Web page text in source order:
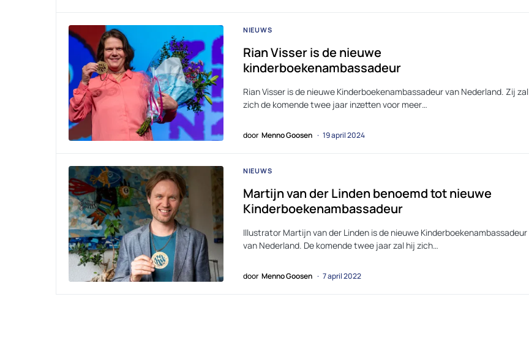
NIEUWS
Rian Visser is de nieuwe
kinderboekenambassadeur
Rian Visser is de nieuwe Kinderboekenambassadeur van Nederland. Zij zal
zich de komende twee jaar inzetten voor meer…
door Menno Goosen 19 april 2024
NIEUWS
Martijn van der Linden benoemd tot nieuwe
Kinderboekenambassadeur
Illustrator Martijn van der Linden is de nieuwe Kinderboekenambassadeur
van Nederland. De komende twee jaar zal hij zich…
door Menno Goosen 7 april 2022